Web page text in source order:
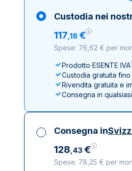
Custodia nei
117,18 €
Spese: 76,62 € per
Prodotto ESENTE IVA
Custodia gratuita
Rivendita gratuita e
Consegna in
Consegna in
128,43 €
Spese: 78,25 € per